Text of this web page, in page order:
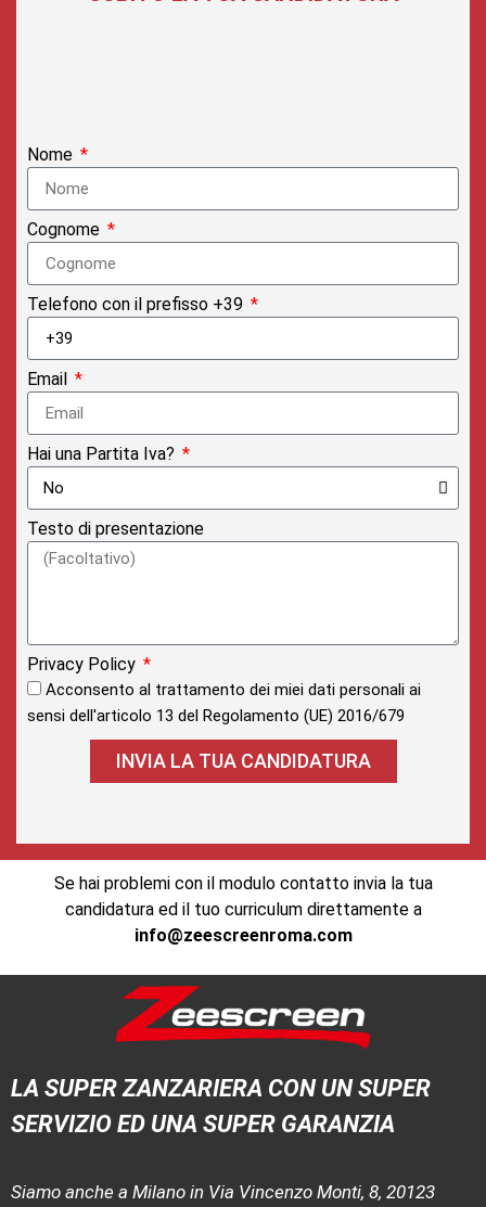
Nome
Cognome
Telefono con il prefisso +39
Email
Hai una Partita Iva?
Testo di presentazione
Privacy Policy
Acconsento al trattamento dei miei dati personali ai
sensi dell'articolo 13 del Regolamento (UE) 2016/679
INVIA LA TUA CANDIDATURA
Se hai problemi con il modulo contatto invia la tua
candidatura ed il tuo curriculum direttamente a
info@zeescreenroma.com
LA SUPER ZANZARIERA CON UN SUPER
SERVIZIO ED UNA SUPER GARANZIA
Siamo anche a Milano in Via Vincenzo Monti, 8, 20123